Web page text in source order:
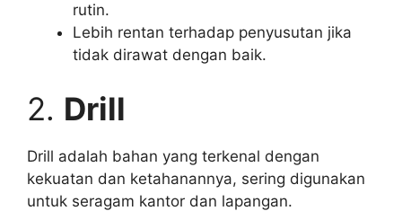
rutin.
Lebih rentan terhadap penyusutan jika
tidak dirawat dengan baik.
2. Drill
Drill adalah bahan yang terkenal dengan
kekuatan dan ketahanannya, sering digunakan
untuk seragam kantor dan lapangan.